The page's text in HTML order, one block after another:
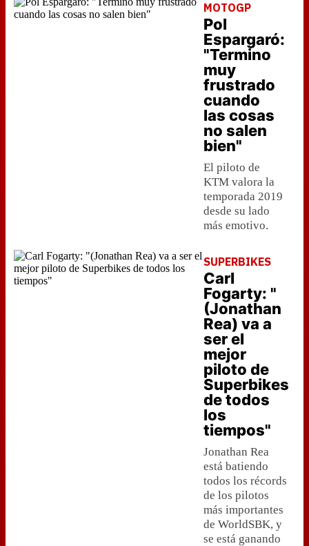
MOTOGP
Pol
Espargaró:
"Termino
muy
frustrado
cuando
las cosas
no salen
bien"
El piloto de
KTM valora la
temporada 2019
desde su lado
más emotivo.
SUPERBIKES
Carl
Fogarty: "
(Jonathan
Rea) va a
ser el
mejor
piloto de
Superbikes
de todos
los
tiempos"
Jonathan Rea
está batiendo
todos los récords
de los pilotos
más importantes
de WorldSBK, y
se está ganando